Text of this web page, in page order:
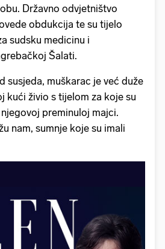
Državno odvjetništvo
obdukcija te su tijelo
sudsku medicinu i
Šalati.
susjeda, muškarac je već duže
kući živio s tijelom za koje su
preminuloj majci.
nam, sumnje koje su imali